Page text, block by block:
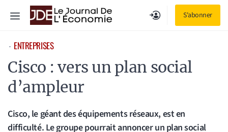
S'abonner
Menu
⋅ ENTREPRISES
Cisco : vers un plan social
d’ampleur
Cisco, le géant des équipements réseaux, est en
difficulté. Le groupe pourrait annoncer un plan social